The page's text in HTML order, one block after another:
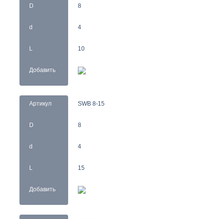
D
d
L
Добавить
8
4
10
Артикул
D
d
L
Добавить
SWB 8-15
8
4
15